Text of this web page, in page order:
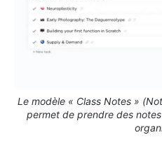
Le modèle « Class Notes »
permet de prendre des